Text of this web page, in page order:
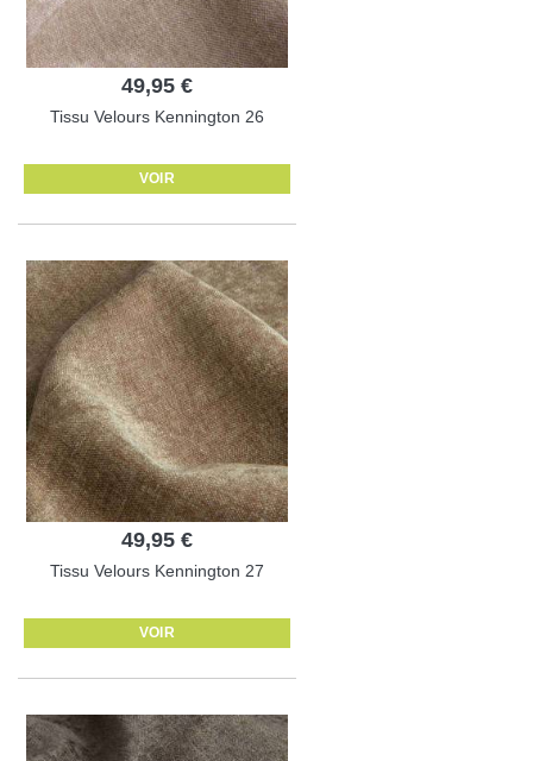
49,95 €
Tissu Velours Kennington 26
VOIR
49,95 €
Tissu Velours Kennington 27
VOIR